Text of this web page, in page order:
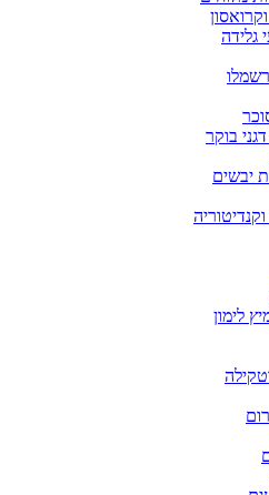
גלידה
בוקר
יבשים
לימון